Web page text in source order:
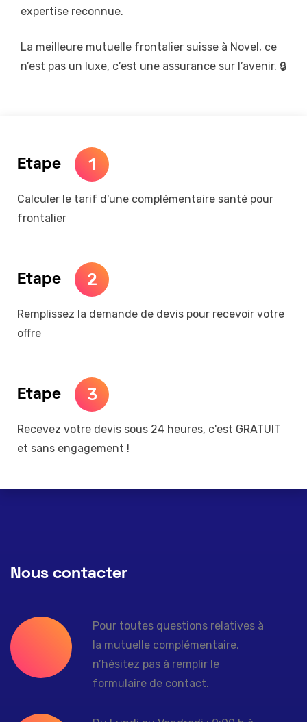
expertise reconnue.
La meilleure mutuelle frontalier suisse à Novel, ce
n’est pas un luxe, c’est une assurance sur l’avenir. 🔒
Etape 1
Calculer le tarif d'une complémentaire santé pour
frontalier
Etape 2
Remplissez la demande de devis pour recevoir votre
offre
Etape 3
Recevez votre devis sous 24 heures, c'est GRATUIT
et sans engagement !
Nous contacter
Pour toutes questions relatives à
la mutuelle complémentaire,
n’hésitez pas à remplir le
formulaire de contact.